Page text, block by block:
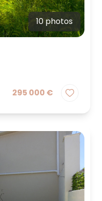
10 photos
295 000 €